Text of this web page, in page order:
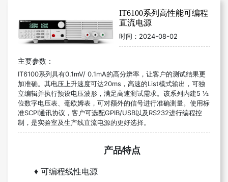
IT6100系列高性能可编程
直流电源
时间： 2024-08-02
主要参数：
IT6100系列具有0.1mV/ 0.1mA的高分辨率，让客户的测试结果更
加准确。其电压上升速度可达20ms ，高速的List模式输出，可独
立编辑并执行预设电压波形，满足高速测试需求。该系列内建5 ½
位数字电压表、毫欧姆表，可对额外的信号进行准确测量。使用标
准SCPI通讯协议，客户可选配GPIB/USB以及RS232进行编程控
制，是实验室及生产线直流电源的更好选择。
产品特点
♦ 可编程线性电源